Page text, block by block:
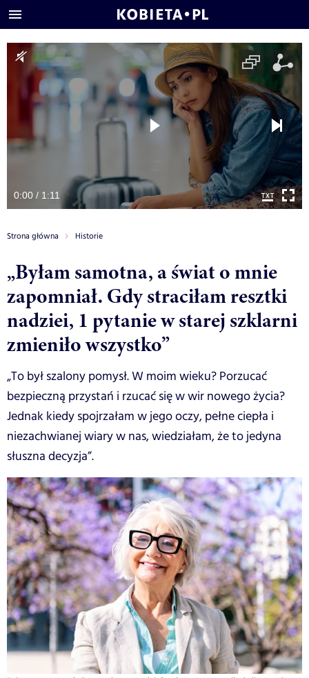
0:00 / 1:11
Strona główna Historie
„Byłam samotna, a świat o mnie
zapomniał. Gdy straciłam resztki
nadziei, 1 pytanie w starej szklarni
zmieniło wszystko”
„To był szalony pomysł. W moim wieku? Porzucać
bezpieczną przystań i rzucać się w wir nowego życia?
Jednak kiedy spojrzałam w jego oczy, pełne ciepła i
niezachwianej wiary w nas, wiedziałam, że to jedyna
słuszna decyzja”.